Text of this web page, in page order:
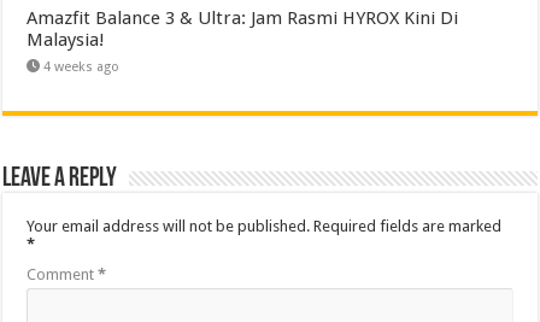
Amazfit Balance 3 & Ultra: Jam Rasmi HYROX Kini Di
Malaysia!
4 weeks ago
Leave a Reply
Your email address will not be published. Required fields are marked
*
Comment*